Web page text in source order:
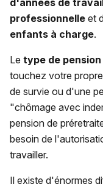
professionnelle et
enfants à charge.
Le type de pension
touchez votre
de survie ou d'une
"chômage avec
pension de
besoin de
travailler.
Il existe d'énormes